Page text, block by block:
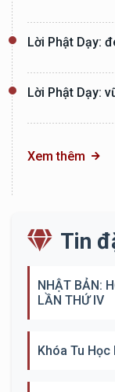
Lời Phật Dạy:
Lời Phật Dạy:
Xem thêm
Tin
NHẬT BẢN:
LẦN THỨ IV
Khóa Tu Học